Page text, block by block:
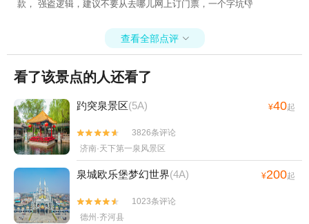
款， 强盗逻辑，建议不要从去哪儿网上订门票，一个字坑👎
查看全部点评 
看了该景点的人还看了
趵突泉景区(5A) ¥40起


3826条评论
济南·天下第一泉风景区
泉城欧乐堡梦幻世界(4A) ¥200起


1023条评论
德州·齐河县